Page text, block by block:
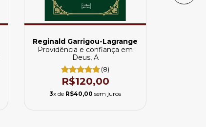
Reginald Garrigou-Lagrange
Providência e confiança em
Deus, A
(8)
R$120,00
3x de R$40,00 sem juros